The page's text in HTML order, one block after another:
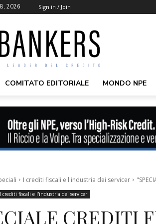
2026 Sign in / Join
COMITATO EDITORIALE MONDO NPE
I crediti fiscali e l'industria dei servicer
I crediti fiscali e l'industria dei servicer
CREDITI